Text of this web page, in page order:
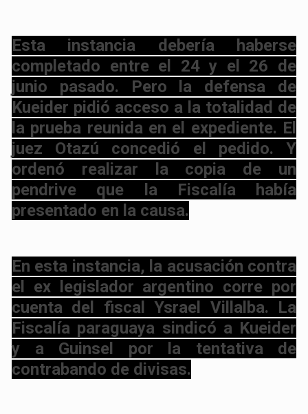
Esta instancia debería haberse
completado entre el 24 y el 26 de
junio pasado. Pero la defensa de
Kueider pidió acceso a la totalidad de
la prueba reunida en el expediente. El
juez Otazú concedió el pedido. Y
ordenó realizar la copia de un
pendrive que la Fiscalía había
presentado en la causa.
En esta instancia, la acusación contra
el ex legislador argentino corre por
cuenta del fiscal Ysrael Villalba. La
Fiscalía paraguaya sindicó a Kueider
y a Guinsel por la tentativa de
contrabando de divisas.